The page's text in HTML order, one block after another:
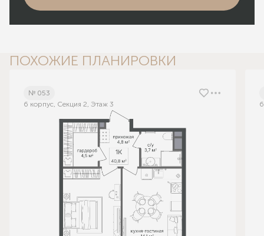
ПОХОЖИЕ ПЛАНИРОВКИ
№ 053
6 корпус, Секция 2, Этаж 3